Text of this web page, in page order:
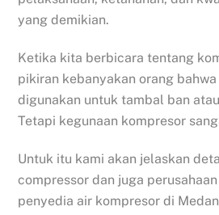
yang demikian.
Ketika kita berbicara tentang
pikiran kebanyakan orang
digunakan untuk tambal ban
Tetapi kegunaan kompresor
Untuk itu kami akan jelaskan
compressor dan juga
penyedia air kompresor di